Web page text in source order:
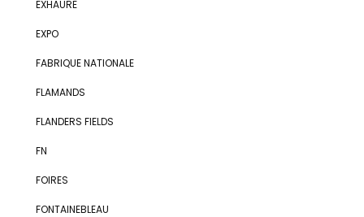
EXHAURE
EXPO
FABRIQUE NATIONALE
FLAMANDS
FLANDERS FIELDS
FN
FOIRES
FONTAINEBLEAU